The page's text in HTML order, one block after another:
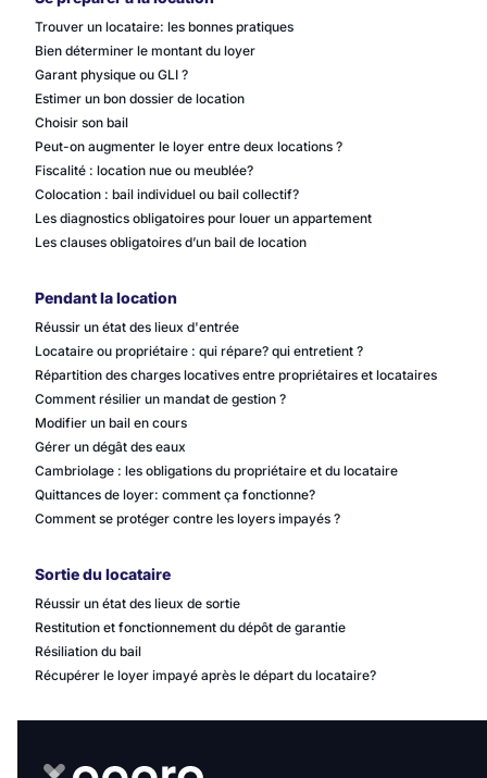
Trouver un locataire: les bonnes pratiques
Bien déterminer le montant du loyer
Garant physique ou GLI ?
Estimer un bon dossier de location
Choisir son bail
Peut-on augmenter le loyer entre deux locations ?
Fiscalité : location nue ou meublée?
Colocation : bail individuel ou bail collectif?
Les diagnostics obligatoires pour louer un appartement
Les clauses obligatoires d’un bail de location
Pendant la location
Réussir un état des lieux d'entrée
Locataire ou propriétaire : qui répare? qui entretient ?
Répartition des charges locatives entre propriétaires et locataires
Comment résilier un mandat de gestion ?
Modifier un bail en cours
Gérer un dégât des eaux
Cambriolage : les obligations du propriétaire et du locataire
Quittances de loyer: comment ça fonctionne?
Comment se protéger contre les loyers impayés ?
Sortie du locataire
Réussir un état des lieux de sortie
Restitution et fonctionnement du dépôt de garantie
Résiliation du bail
Récupérer le loyer impayé après le départ du locataire?